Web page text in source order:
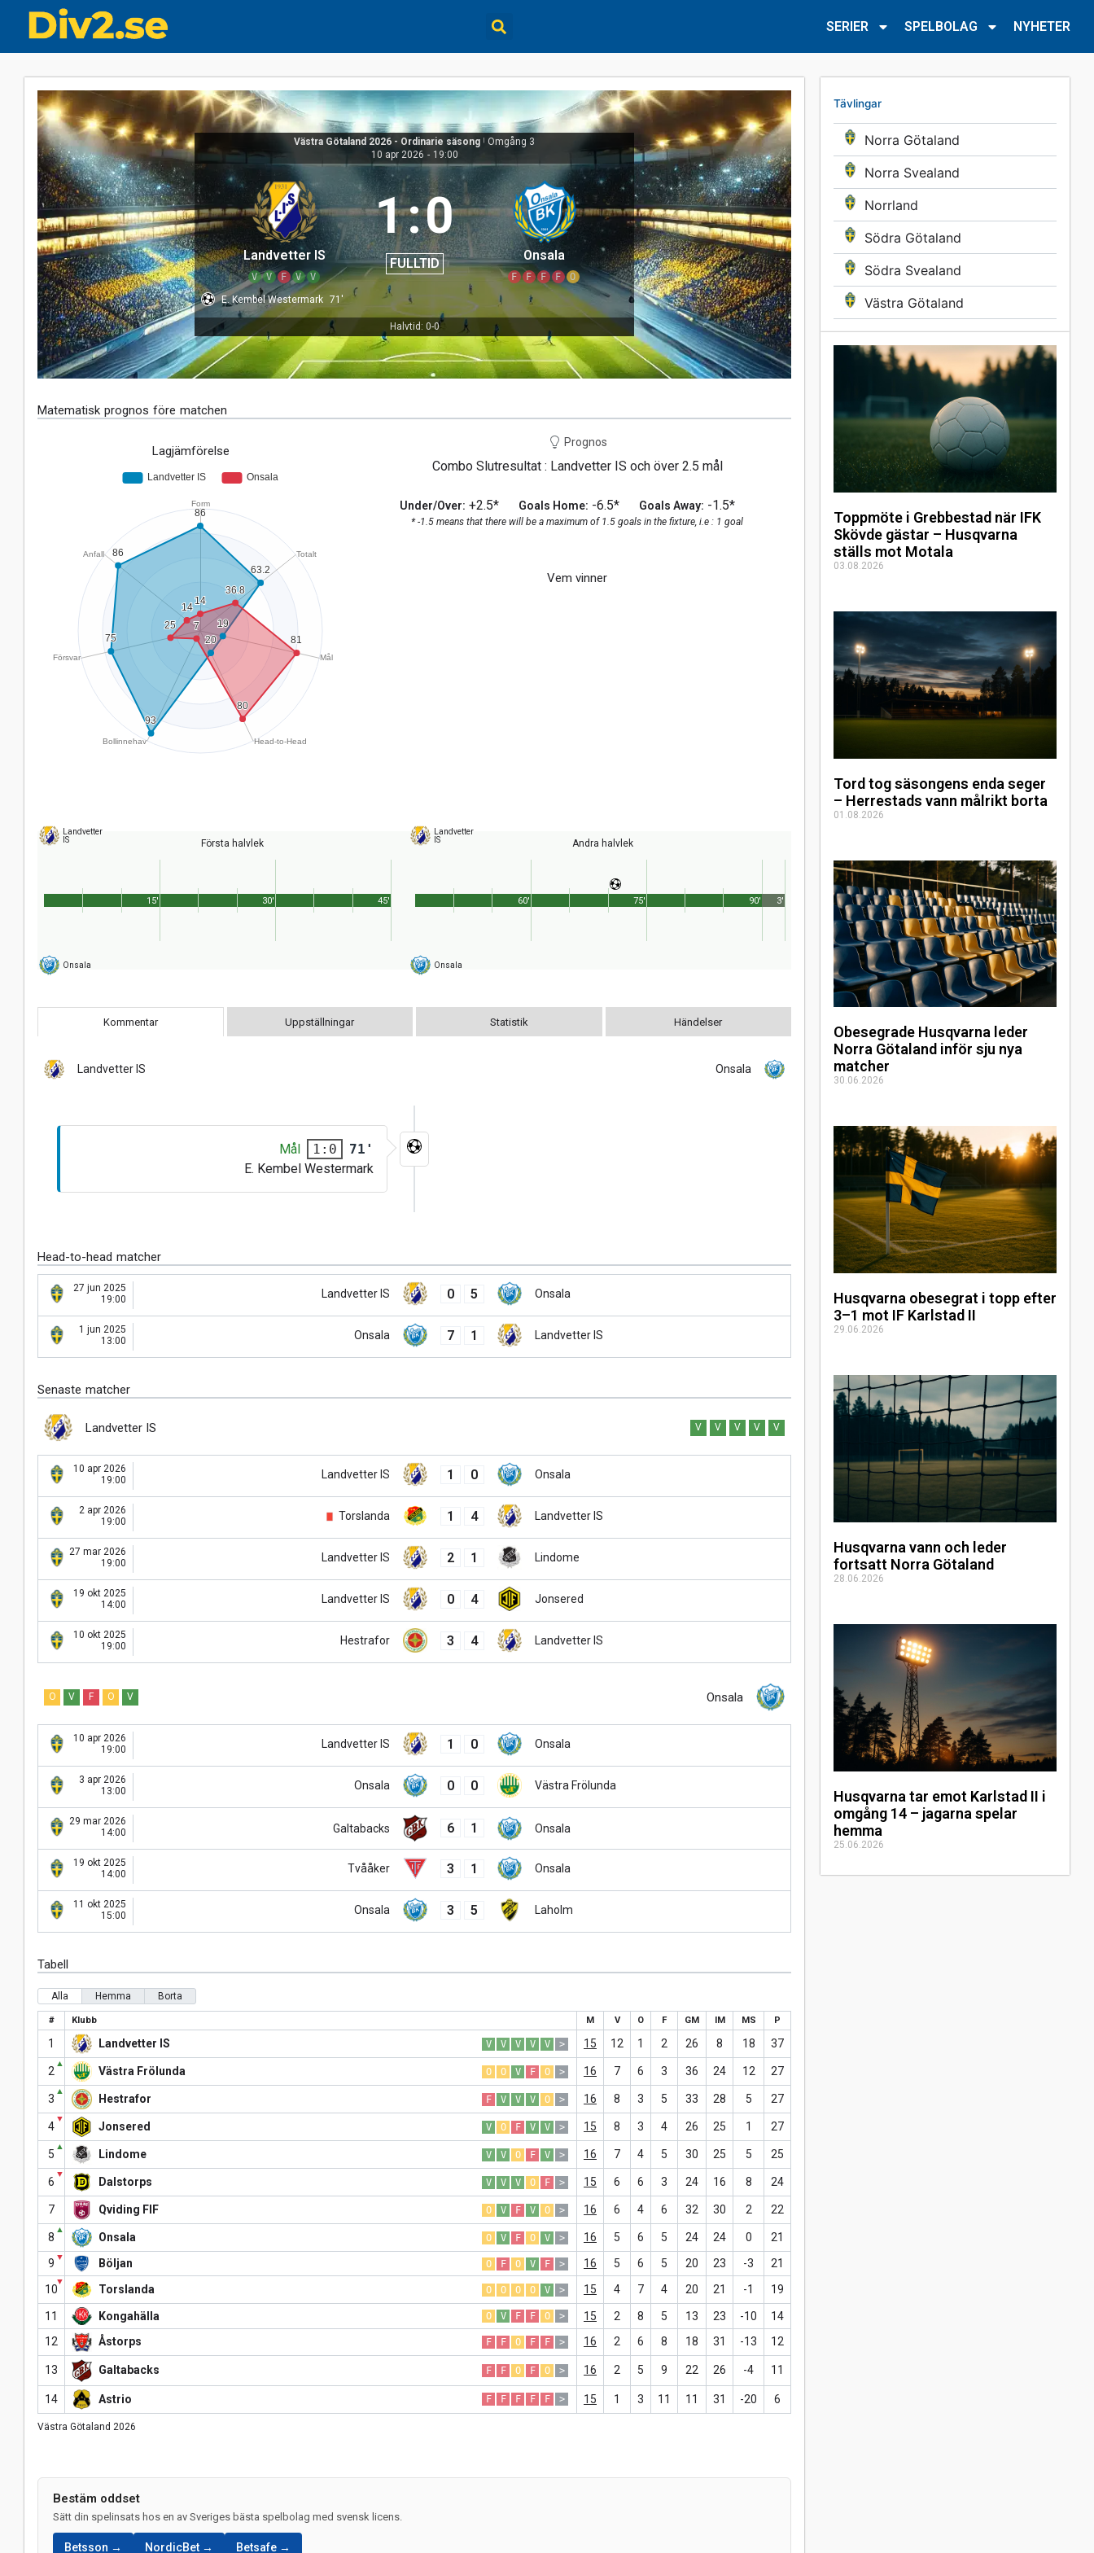
SERIER SPELBOLAG NYHETER
Tävlingar
Norra Götaland
Norra Svealand
Norrland
Södra Götaland
Södra Svealand
Västra Götaland
Toppmöte i Grebbestad när IFK
Skövde gästar – Husqvarna
ställs mot Motala
03.08.2026
Tord tog säsongens enda seger
– Herrestads vann målrikt borta
01.08.2026
Obesegrade Husqvarna leder
Norra Götaland inför sju nya
matcher
30.06.2026
Husqvarna obesegrat i topp efter
3–1 mot IF Karlstad II
29.06.2026
Husqvarna vann och leder
fortsatt Norra Götaland
28.06.2026
Husqvarna tar emot Karlstad II i
omgång 14 – jagarna spelar
hemma
25.06.2026
Västra Götaland 2026 - Ordinarie säsong | Omgång 3
10 apr 2026 - 19:00
Landvetter IS
V V F V V
1:0
FULLTID Onsala
F F F F
O
E. Kembel Westermark 71'
Halvtid: 0-0
Matematisk prognos före matchen
Lagjämförelse
Prognos
Combo Slutresultat : Landvetter IS och över 2.5 mål
Under/Over: +2.5* Goals Home: -6.5* Goals Away: -1.5*
* -1.5 means that there will be a maximum of 1.5 goals in the fixture, i.e : 1 goal
Vem vinner
Landvetter
IS
Första halvlek
Onsala
45'
15' 30'
Landvetter
IS
Andra halvlek
Onsala
90'
60' 75' 3'
Kommentar Uppställningar Statistik Händelser
Landvetter IS Onsala
Mål 1:0
71'
E. Kembel Westermark
Head-to-head matcher
27 jun 2025
19:00
Landvetter IS 0 5 Onsala
1 jun 2025
13:00
Onsala 7 1 Landvetter IS
Senaste matcher
Landvetter IS V V V V V
10 apr 2026
19:00
Landvetter IS 1 0 Onsala
2 apr 2026
19:00
Torslanda 1 4 Landvetter IS
27 mar 2026
19:00
Landvetter IS 2 1 Lindome
19 okt 2025
14:00
Landvetter IS 0 4 Jonsered
10 okt 2025
19:00
Hestrafor 3 4 Landvetter IS
Onsala
O V F O V
10 apr 2026
19:00
Landvetter IS 1 0 Onsala
3 apr 2026
13:00
Onsala 0 0 Västra Frölunda
29 mar 2026
14:00
Galtabacks 6 1 Onsala
19 okt 2025
14:00
Tvååker 3 1 Onsala
11 okt 2025
15:00
Onsala 3 5 Laholm
Tabell
Alla Hemma Borta
# Klubb M V O F GM IM MS P
1 Landvetter IS V V V V V > 15 12 1 2 26 8 18 37
2
▲
Västra Frölunda O O V F O > 16 7 6 3 36 24 12 27
3
▲
Hestrafor F V V V O > 16 8 3 5 33 28 5 27
4
▼
Jonsered V O F V V > 15 8 3 4 26 25 1 27
5
▲
Lindome V V O F V > 16 7 4 5 30 25 5 25
6
▼
Dalstorps V V V O F > 15 6 6 3 24 16 8 24
7 Qviding FIF O V F V O > 16 6 4 6 32 30 2 22
8
▲
Onsala O V F O V > 16 5 6 5 24 24 0 21
9 ▼ Böljan O F O V F > 16 5 6 5 20 23 -3 21
10
▼
Torslanda O O O O V > 15 4 7 4 20 21 -1 19
11 Kongahälla O V F F O > 15 2 8 5 13 23 -10
14
12
Åstorps F F O F F > 16 2 6 8 18 31 -13 12
13 Galtabacks F F O F O > 16 2 5 9 22 26 -4 11
14 Astrio F F F F F > 15 1 3 11 11 31 -20 6
Västra Götaland 2026
Bestäm oddset
Sätt din spelinsats hos en av Sveriges bästa spelbolag med svensk licens.
Betsson → NordicBet → Betsafe →